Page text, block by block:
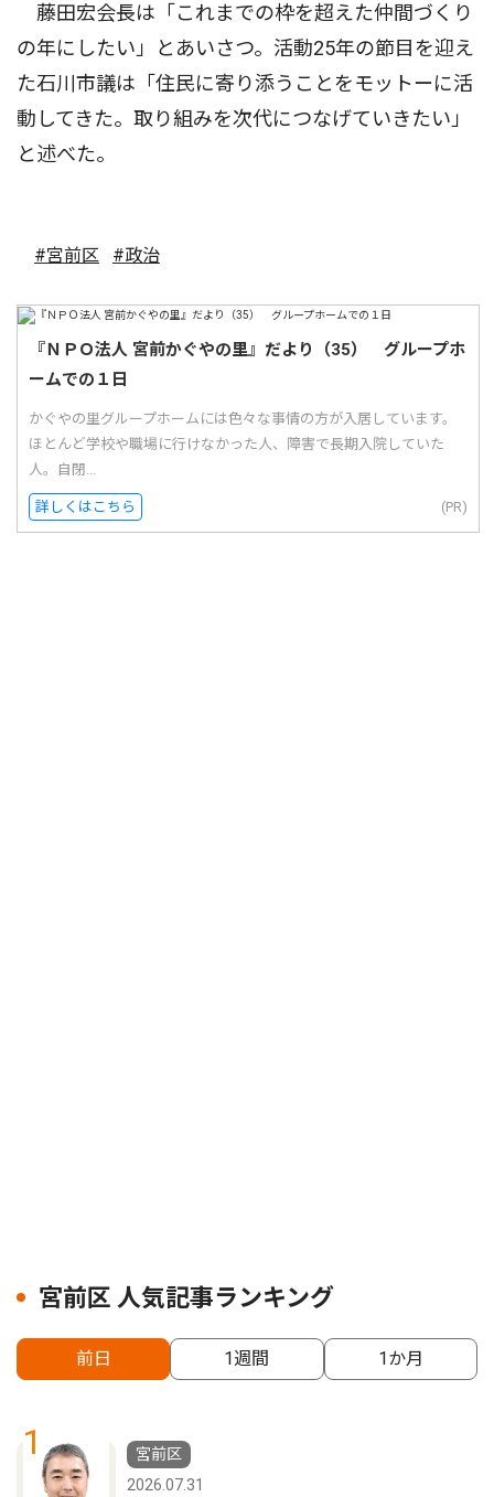
藤田宏会長は「これまでの枠を超えた仲間づくり
の年にしたい」とあいさつ。活動25年の節目を迎え
た石川市議は「住民に寄り添うことをモットーに活
動してきた。取り組みを次代につなげていきたい」
と述べた。
#宮前区 #政治
『ＮＰＯ法人 宮前かぐやの里』だより（35） グループホ
ームでの１日
かぐやの里グループホームには色々な事情の方が入居しています。
ほとんど学校や職場に行けなかった人、障害で長期入院していた
人。自閉...
詳しくはこちら (PR)
宮前区 人気記事ランキング
前日 1週間 1か月
1
宮前区
2026.07.31